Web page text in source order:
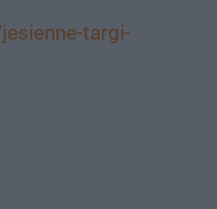
targi-